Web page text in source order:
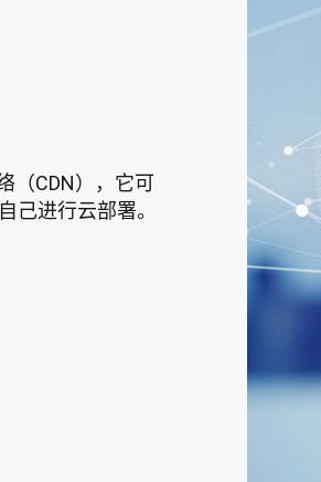
（CDN），它可
己进行云部署。